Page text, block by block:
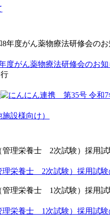
がん薬物療法研修会のお知
設様向け）
栄養士 2次試験）採用試験
栄養士 1次試験）採用試験